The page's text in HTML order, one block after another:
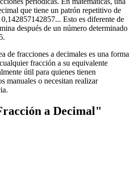
que tiene un patrón repetitivo de
Esto es diferente de
después de un número determinado
de fracciones a decimales es una forma
fracción a su equivalente
útil para quienes tienen
manuales o necesitan realizar
a Decimal"